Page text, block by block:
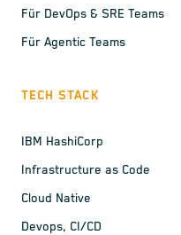
Für DevOps & SRE Teams
Für Agentic Teams
TECH STACK
IBM HashiCorp
Infrastructure as Code
Cloud Native
Devops, CI/CD